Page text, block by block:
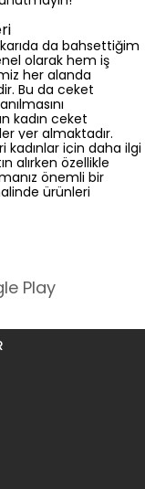
da bahsettiğim
olarak hem iş
her alanda
Bu da ceket
kadın ceket
yer almaktadır.
için daha ilgi
alırken özellikle
önemli bir
ürünleri
Play